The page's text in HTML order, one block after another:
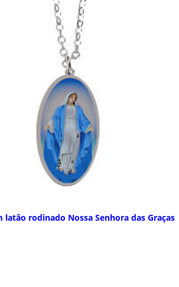
latão rodinado Nossa Senhora das Graças